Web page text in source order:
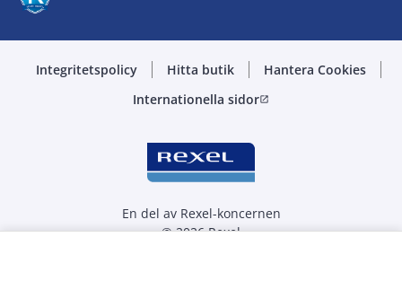
Integritetspolicy Hitta butik
Hantera Cookies
Internationella sidoropen_in_new
En del av Rexel-koncernen
© 2026 Rexel